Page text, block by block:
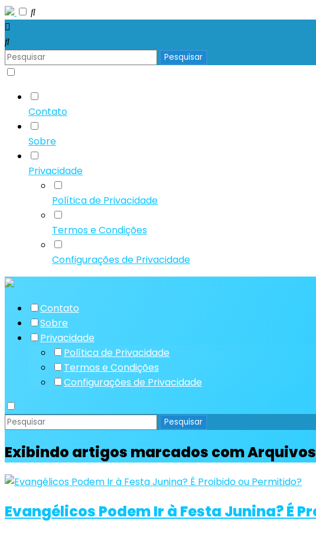
Contato
Sobre
Privacidade
Política de Privacidade
Termos e Condições
Configurações de Privacidade
Contato
Sobre
Privacidade
Política de Privacidade
Termos e Condições
Configurações de Privacidade
Exibindo artigos marcados com
Evangélicos Podem Ir à Festa Junina? É